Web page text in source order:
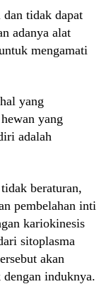
tidak dapat
adanya alat
mengamati
yang
yang
adalah
beraturan,
pembelahan inti
kariokinesis
sitoplasma
akan
induknya.